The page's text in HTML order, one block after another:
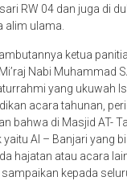
RW 04 dan juga di
alim ulama.
ketua
Nabi Muhammad
yang ukuwah
acara tahunan,
bahwa di Masjid AT-
Al – Banjari yang
hajatan atau acara
kepada